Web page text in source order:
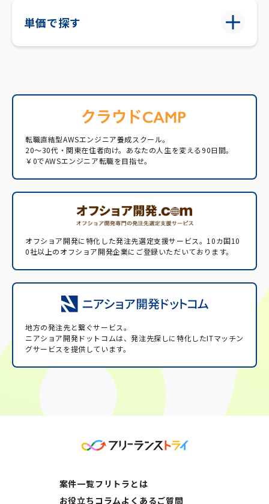
単価で探す
転職直結型AWSエンジニア養成スクール。
20〜30代・関東在住者向け。あなたの人生を変える90日間。
￥0でAWSエンジニア転職を目指せ。
オフショア開発に特化した発注先選定支援サービス。 10カ国10
0社以上のオフショア開発企業にご登録いただいております。
地方の発注先と繋ぐサービス。
ニアショア開発ドットコムは、発注先探しに特化したITマッチン
グサービスを提供しています。
案件一覧フリトラとは
お役立ちコラムよくあるご質問